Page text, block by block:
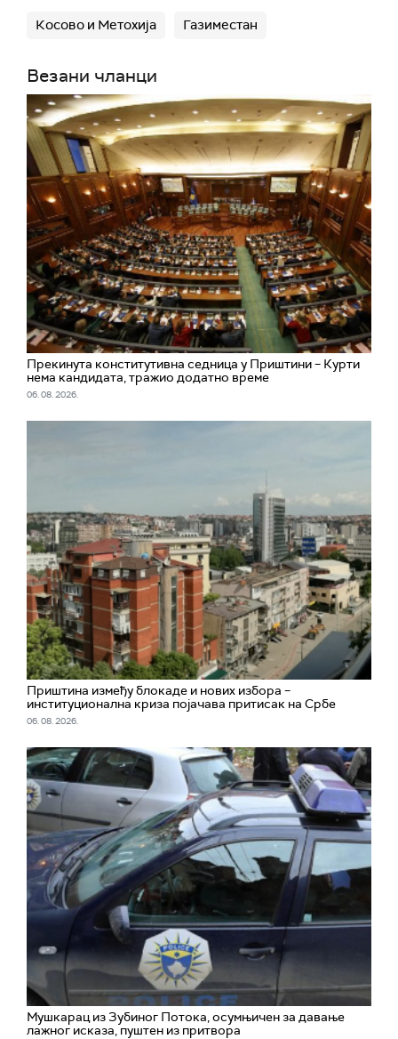
Косово и Метохија Газиместан
Везани чланци
Прекинута конститутивна седница у Приштини – Курти
нема кандидата, тражио додатно време
06. 08. 2026.
Приштина између блокаде и нових избора –
институционална криза појачава притисак на Србе
06. 08. 2026.
Мушкарац из Зубиног Потока, осумњичен за давање
лажног исказа, пуштен из притвора